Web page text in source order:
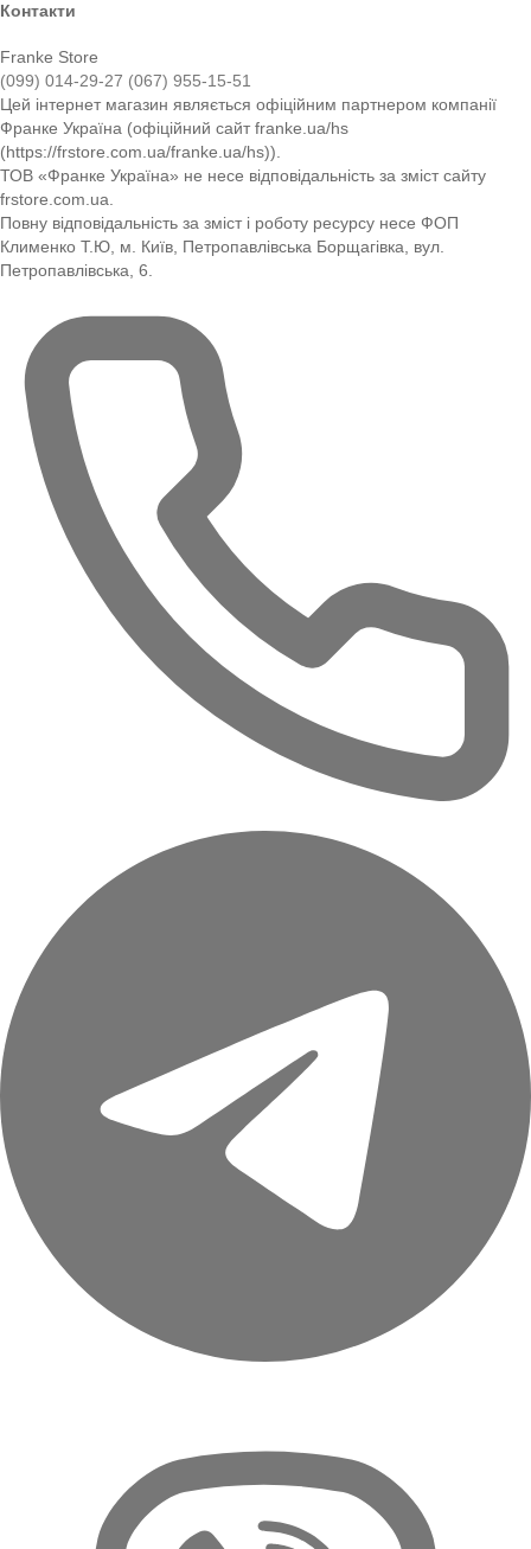
Контакти
Franke Store
(099) 014-29-27 (067) 955-15-51
Цей інтернет магазин являється офіційним партнером компанії
Франке Україна (офіційний сайт franke.ua/hs
(https://frstore.com.ua/franke.ua/hs)).
ТОВ «Франке Україна» не несе відповідальність за зміст сайту
frstore.com.ua.
Повну відповідальність за зміст і роботу ресурсу несе ФОП
Клименко Т.Ю, м. Київ, Петропавлівська Борщагівка, вул.
Петропавлівська, 6.